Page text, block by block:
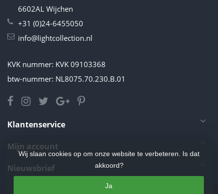
6602AL Wijchen
+31 (0)24-6455050
info@lightcollection.nl
KVK nummer: KVK 09103368
btw-nummer: NL8075.70.230.B.01
Klantenservice
Mijn account
Nieuwsbrief
Wij slaan cookies op om onze website te verbeteren. Is dat
akkoord?
Ja